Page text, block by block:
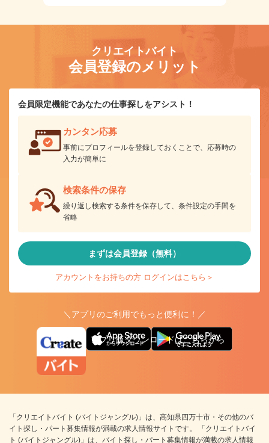
クリエイトバイト
会員登録のメリット
会員限定機能であなたの仕事探しをアシスト！
カンタン応募
事前にプロフィールを登録しておくことで、応募時の
入力が簡単に
検索条件の保存
繰り返し検索する条件を保存して、条件設定の手間を
省略
まずは会員登録（無料）
アカウントをお持ちの方 ログインはこちら＞
＼アプリのご利用でもっと便利に！／
アプリ版ダウンロードはこちらから
「クリエイトバイト (バイトジャングル)」は、高知県四万十市・その他のバ
イト探し・パート募集情報が満載の求人情報サイトです。 「クリエイトバイ
ト (バイトジャングル)」は、バイト探し・パート募集情報が満載の求人情報